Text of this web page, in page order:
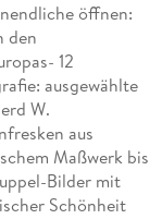
öffnen:
den
12
ausgewählte
W.
aus
Maßwerk bis
Bilder mit
Schönheit